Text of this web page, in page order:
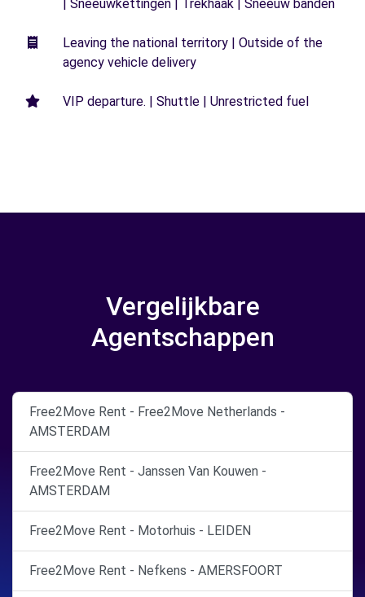
| Sneeuwkettingen | Trekhaak | Sneeuw banden
Leaving the national territory | Outside of the
agency vehicle delivery
VIP departure. | Shuttle | Unrestricted fuel
Vergelijkbare
Agentschappen
Free2Move Rent - Free2Move Netherlands -
AMSTERDAM
Free2Move Rent - Janssen Van Kouwen -
AMSTERDAM
Free2Move Rent - Motorhuis - LEIDEN
Free2Move Rent - Nefkens - AMERSFOORT